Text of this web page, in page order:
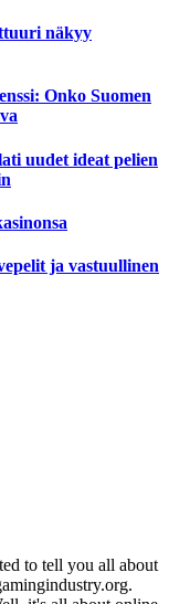
näkyy
Onko Suomen
uudet ideat pelien
ja vastuullinen
to tell you all about